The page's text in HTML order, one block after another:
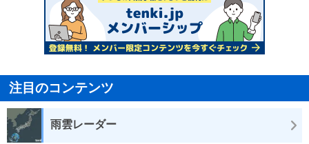
注目のコンテンツ
雨雲レーダー